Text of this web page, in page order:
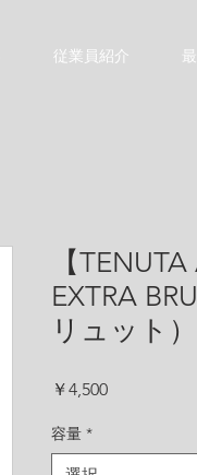
従業員紹介
【
EXTRA
リュット）
￥4,500価
容量 *